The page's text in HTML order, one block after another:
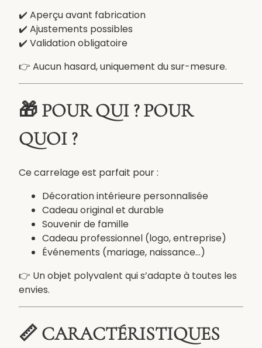
b
j
e
t
c
o
r
a
i
e
✔️ Aperçu avant fabrication
✔️ Ajustements possibles
✔️ Validation obligatoire
👉 Aucun hasard, uniquement du sur-mesure.
🎁 POUR QUI ? POUR
QUOI ?
Ce carrelage est parfait pour :
Décoration intérieure personnalisée
Cadeau original et durable
Souvenir de famille
Cadeau professionnel (logo, entreprise)
Événements (mariage, naissance…)
👉 Un objet polyvalent qui s’adapte à toutes les
envies.
📏 CARACTÉRISTIQUES